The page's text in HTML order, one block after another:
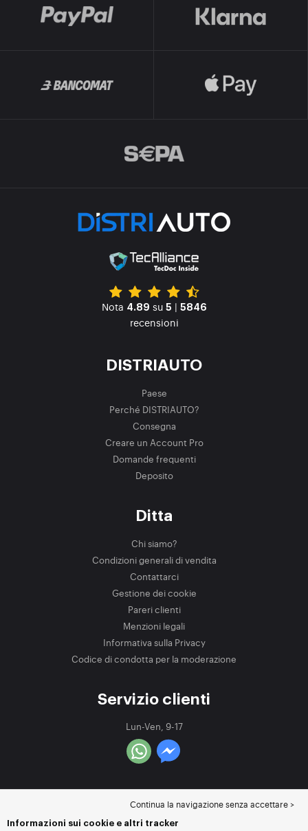
Nota 4.89 su 5 | 5846
recensioni
DISTRIAUTO
Paese
Perché DISTRIAUTO?
Consegna
Creare un Account Pro
Domande frequenti
Deposito
Ditta
Chi siamo?
Condizioni generali di vendita
Contattarci
Gestione dei cookie
Pareri clienti
Menzioni legali
Informativa sulla Privacy
Codice di condotta per la moderazione
Servizio clienti
Lun-Ven, 9-17
Continua la navigazione senza accettare >
Informazioni sui cookie e altri tracker